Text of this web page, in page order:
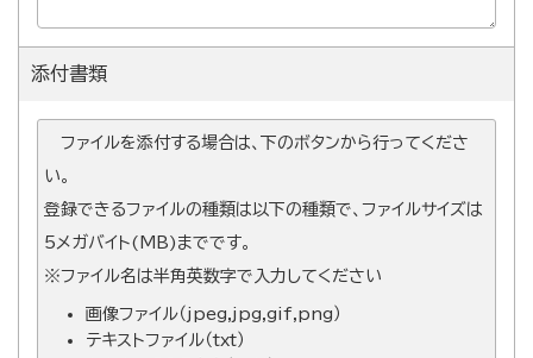
添付書類
ファイルを添付する場合は、下のボタンから行ってくださ
い。
登録できるファイルの種類は以下の種類で、ファイルサイズは
5メガバイト(MB)までです。
※ファイル名は半角英数字で入力してください
画像ファイル（jpeg,jpg,gif,png）
テキストファイル（txt）